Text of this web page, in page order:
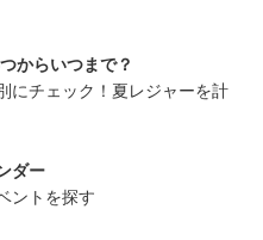
からいつまで？
にチェック！夏レジャーを計
ダー
ントを探す